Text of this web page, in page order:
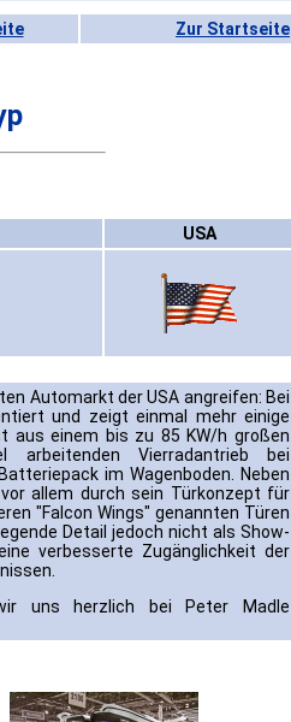
Zur Startseite
USA
Automarkt der USA angreifen: Bei
und zeigt einmal mehr einige
aus einem bis zu 85 KW/h großen
arbeitenden Vierradantrieb bei
im Wagenboden. Neben
allem durch sein Türkonzept für
"Falcon Wings" genannten Türen
Detail jedoch nicht als Show-
verbesserte Zugänglichkeit der
uns herzlich bei Peter Madle